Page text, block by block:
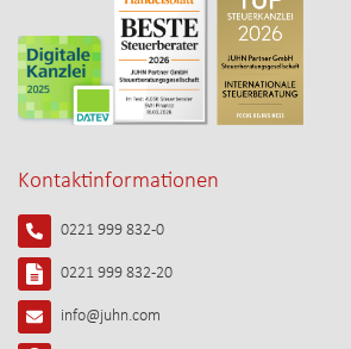
Kontaktinformationen
0221 999 832-0
0221 999 832-20
info@juhn.com